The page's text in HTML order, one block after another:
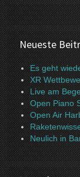
Neueste
Es geht
XR
Live am
Open Piano
Open Air
Neulich in